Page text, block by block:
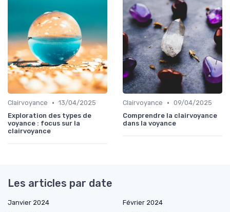
Clairvoyance • 13/04/2025
Exploration des types de
voyance : focus sur la
clairvoyance
Clairvoyance • 09/04/2025
Comprendre la clairvoyance
dans la voyance
Les articles par date
Janvier 2024
Février 2024